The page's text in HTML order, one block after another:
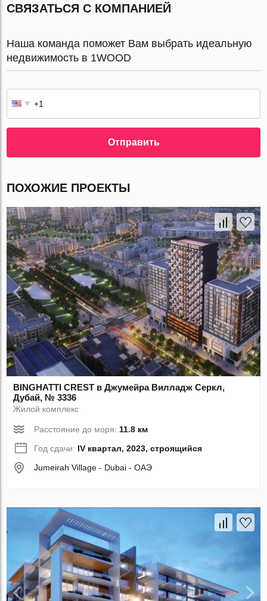
СВЯЗАТЬСЯ С КОМПАНИЕЙ
Наша команда поможет Вам выбрать идеальную
недвижимость в 1WOOD
Отправить
ПОХОЖИЕ ПРОЕКТЫ
BINGHATTI CREST в Джумейра Вилладж Серкл,
Дубай, № 3336
Жилой комплекс
Расстояние до моря: 11.8 км
Год сдачи: IV квартал, 2023, строящийся
Jumeirah Village - Dubai - ОАЭ